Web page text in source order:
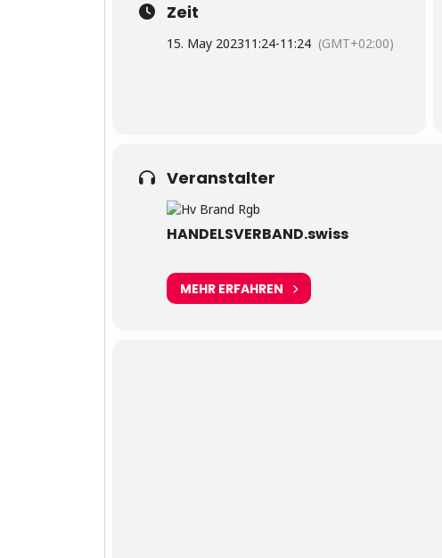
Zeit
15. May 202311:24-11:24 (GMT+02:00)
Veranstalter
HANDELSVERBAND.swiss
MEHR ERFAHREN